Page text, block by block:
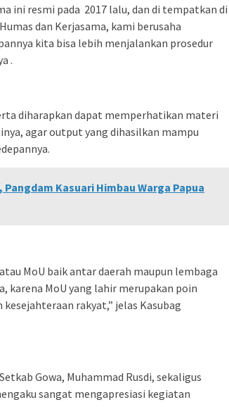
ini resmi pada 2017 lalu, dan di tempatkan di
dan Kerjasama, kami berusaha
kita bisa lebih menjalankan prosedur
.
diharapkan dapat memperhatikan materi
agar output yang dihasilkan mampu
Kasuari Himbau Warga Papua
MoU baik antar daerah maupun lembaga
karena MoU yang lahir merupakan poin
rakyat,” jelas Kasubag
Gowa, Muhammad Rusdi, sekaligus
sangat mengapresiasi kegiatan